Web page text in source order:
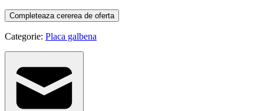
Completeaza cererea de oferta
Categorie: Placa galbena